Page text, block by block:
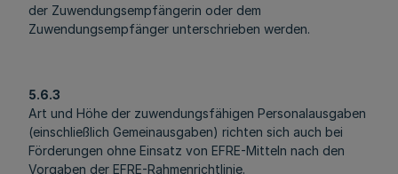
der Zuwendungsempfängerin oder dem
Zuwendungsempfänger unterschrieben werden.
5.6.3
Art und Höhe der zuwendungsfähigen Personalausgaben
(einschließlich Gemeinausgaben) richten sich auch bei
Förderungen ohne Einsatz von EFRE-Mitteln nach den
Vorgaben der EFRE-Rahmenrichtlinie.